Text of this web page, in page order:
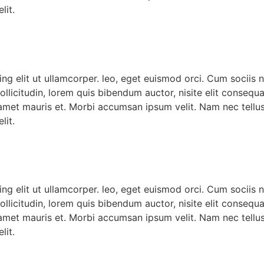
elit ut ullamcorper. leo, eget euismod orci. Cum sociis
lorem quis bibendum auctor, nisite elit
mauris et. Morbi accumsan ipsum velit. Nam nec
elit ut ullamcorper. leo, eget euismod orci. Cum sociis
lorem quis bibendum auctor, nisite elit
mauris et. Morbi accumsan ipsum velit. Nam nec